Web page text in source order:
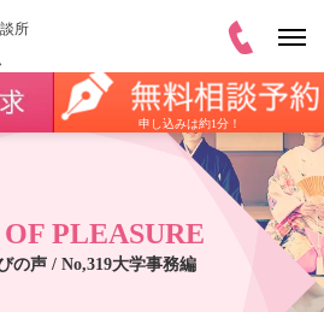
申し込みは約1分！
PLEASURE
の声 / No,319大学事務編